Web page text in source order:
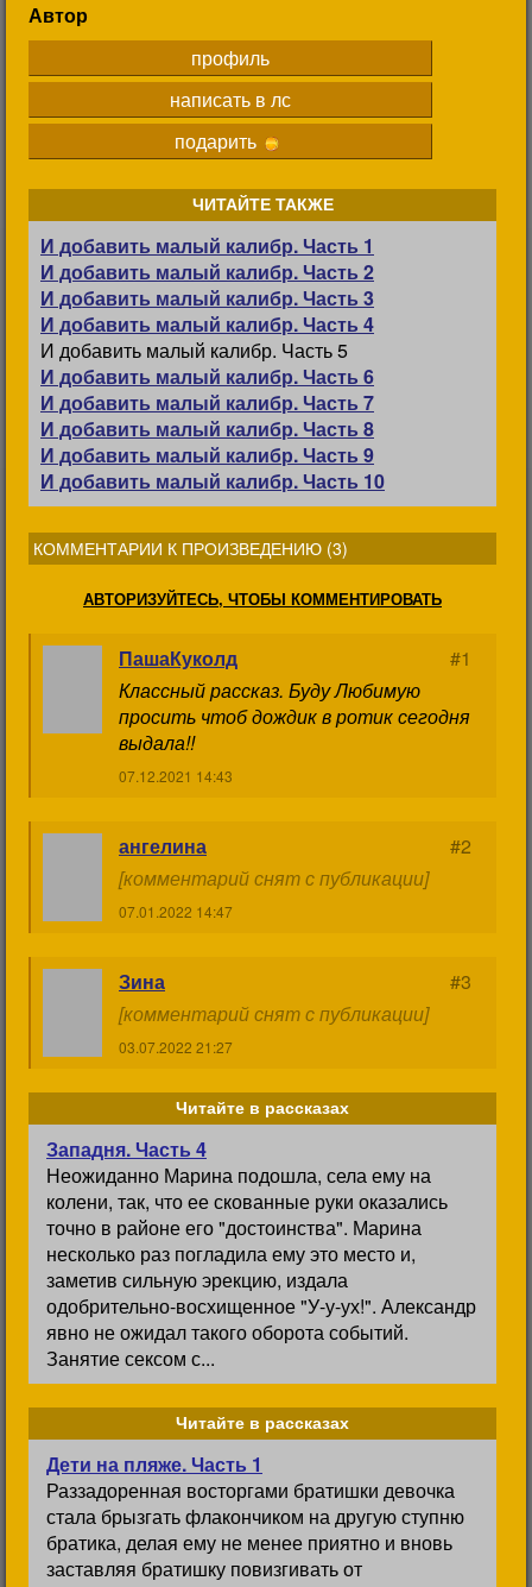
Автор
профиль
написать в лс
подарить
ЧИТАЙТЕ ТАКЖЕ
И добавить малый калибр. Часть 1
И добавить малый калибр. Часть 2
И добавить малый калибр. Часть 3
И добавить малый калибр. Часть 4
И добавить малый калибр. Часть 5
И добавить малый калибр. Часть 6
И добавить малый калибр. Часть 7
И добавить малый калибр. Часть 8
И добавить малый калибр. Часть 9
И добавить малый калибр. Часть 10
КОММЕНТАРИИ К ПРОИЗВЕДЕНИЮ (3)
АВТОРИЗУЙТЕСЬ, ЧТОБЫ КОММЕНТИРОВАТЬ
ПашаКуколд
#1
Классный рассказ. Буду Любимую
просить чтоб дождик в ротик сегодня
выдала!!
07.12.2021 14:43
ангелина
#2
[комментарий снят с публикации]
07.01.2022 14:47
Зина
#3
[комментарий снят с публикации]
03.07.2022 21:27
Читайте в рассказах
Западня. Часть 4
Неожиданно Марина подошла, села ему на
колени, так, что ее скованные руки оказались
точно в районе его "достоинства". Марина
несколько раз погладила ему это место и,
заметив сильную эрекцию, издала
одобрительно-восхищенное "У-у-ух!". Александр
явно не ожидал такого оборота событий.
Занятие сексом с...
Читайте в рассказах
Дети на пляже. Часть 1
Раззадоренная восторгами братишки девочка
стала брызгать флакончиком на другую ступню
братика, делая ему не менее приятно и вновь
заставляя братишку повизгивать от